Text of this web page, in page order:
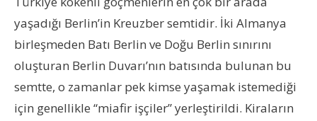
yaşadığı Berlin’in Kreuzber semtidir. İki Almanya
birleşmeden Batı Berlin ve Doğu Berlin sınırını
oluşturan Berlin Duvarı’nın batısında bulunan bu
semtte, o zamanlar pek kimse yaşamak istemediği
için genellikle “miafir işçiler” yerleştirildi. Kiraların